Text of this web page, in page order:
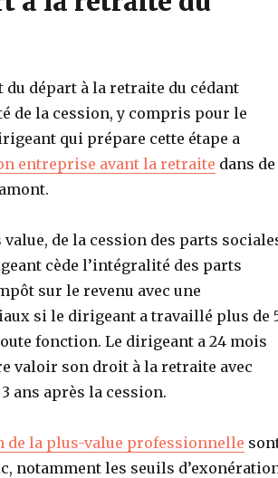
départ à la retraite du cédant
de la cession, y compris pour le
qui prépare cette étape a
entreprise avant la retraite dans de
de la cession des parts
cède l’intégralité des parts
sur le revenu avec une
si le dirigeant a travaillé plus de
fonction. Le dirigeant a 24 mois
valoir son droit à la retraite avec
ans après la cession.
de la plus-value professionnelle
notamment les seuils